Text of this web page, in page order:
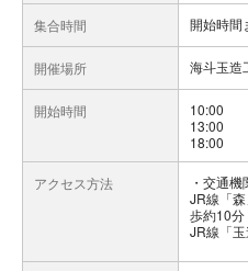
集合時間 開始時間
開催場所 海斗玉造
開始時間
10:00
13:00
18:00
アクセス方法
交通機
JR線「
歩約10分
JR線「